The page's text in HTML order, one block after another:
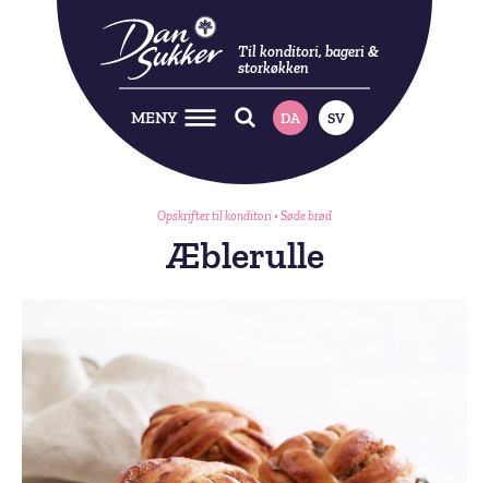
Til konditori, bageri &
storkøkken
MENY DA SV
Opskrifter til konditori•Søde brød
Æblerulle